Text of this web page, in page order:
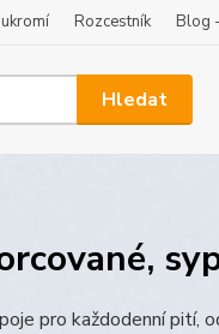
Rozcestník Blog
Hledat
pro každodenní pití,